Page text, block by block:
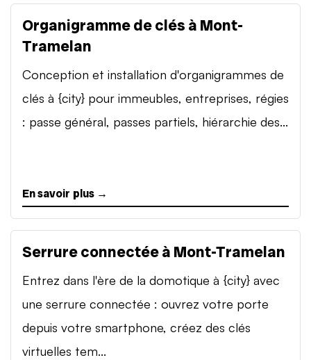
Organigramme de clés à Mont-
Tramelan
Conception et installation d'organigrammes de
clés à {city} pour immeubles, entreprises, régies
: passe général, passes partiels, hiérarchie des...
En savoir plus →
Serrure connectée à Mont-Tramelan
Entrez dans l'ère de la domotique à {city} avec
une serrure connectée : ouvrez votre porte
depuis votre smartphone, créez des clés
virtuelles tem...